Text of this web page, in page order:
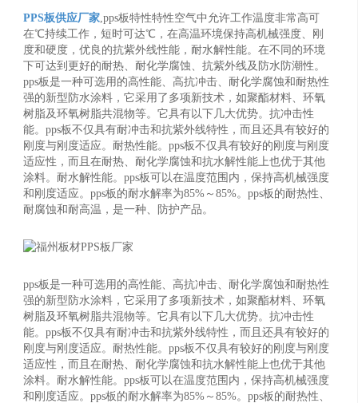
PPS板供应厂家,pps板特性特性空气中允许工作温度非常高可
在℃持续工作，短时可达℃，在高温环境保持高机械强度、刚
度和硬度，优良的抗紫外线性能，耐水解性能。在不同的环境
下可达到更好的耐热、耐化学腐蚀、抗紫外线及防水防潮性。
pps板是一种可选用的高性能、高抗冲击、耐化学腐蚀和耐热性
强的新型防水涂料，它采用了多项新技术，如聚酯材料、环氧
树脂及环氧树脂共混物等。它具有以下几大优势。抗冲击性
能。pps板不仅具有耐冲击和抗紫外线特性，而且还具有较好的
刚度与刚度适应。耐热性能。pps板不仅具有较好的刚度与刚度
适应性，而且在耐热、耐化学腐蚀和抗水解性能上也优于其他
涂料。耐水解性能。pps板可以在温度范围内，保持高机械强度
和刚度适应。pps板的耐水解率为85%～85%。pps板的耐热性、
耐腐蚀和耐高温，是一种、防护产品。
pps板是一种可选用的高性能、高抗冲击、耐化学腐蚀和耐热性
强的新型防水涂料，它采用了多项新技术，如聚酯材料、环氧
树脂及环氧树脂共混物等。它具有以下几大优势。抗冲击性
能。pps板不仅具有耐冲击和抗紫外线特性，而且还具有较好的
刚度与刚度适应。耐热性能。pps板不仅具有较好的刚度与刚度
适应性，而且在耐热、耐化学腐蚀和抗水解性能上也优于其他
涂料。耐水解性能。pps板可以在温度范围内，保持高机械强度
和刚度适应。pps板的耐水解率为85%～85%。pps板的耐热性、